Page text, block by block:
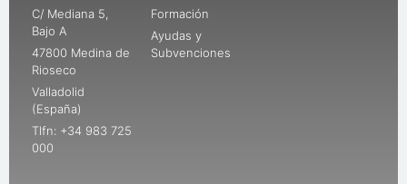
C/ Mediana 5,
Bajo A
47800 Medina de
Rioseco
Valladolid
(España)
Tlfn: +34 983 725
000
Formación
Ayudas y
Subvenciones